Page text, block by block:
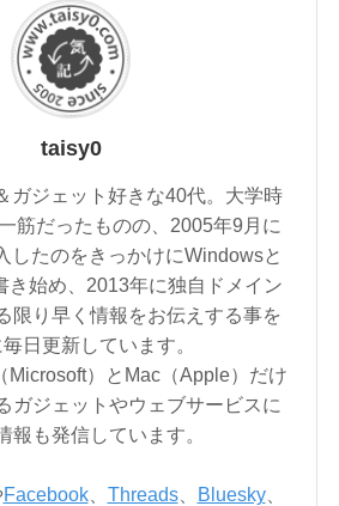
taisy0
ガジェット好きな40代。大学時
筋だったものの、2005年9月に
したのをきっかけにWindowsと
き始め、2013年に独自ドメイン
限り早く情報をお伝えする事を
日更新しています。
Microsoft）とMac（Apple）だけ
ガジェットやウェブサービスに
報も発信しています。
Facebook、 Threads、 Bluesky、